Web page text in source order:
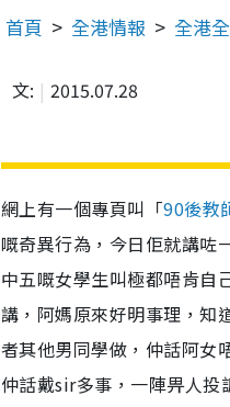
首頁 全港情報 全港
文: 2015.07.28
網上有一個專頁叫「90後教
嘅奇異行為，今日佢就講咗
中五嘅女學生叫極都唔肯自
講，阿媽原來好明事理，知
者其他男同學做，仲話阿女
仲話戴sir多事，一陣畀人投